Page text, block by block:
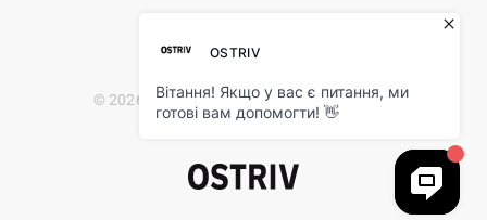
© 2026 Ostriv.ua Store. All Rights Reserved.